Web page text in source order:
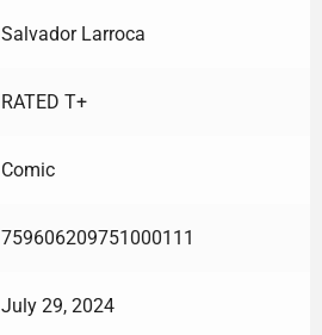
Salvador Larroca
RATED T+
Comic
759606209751000111
July 29, 2024